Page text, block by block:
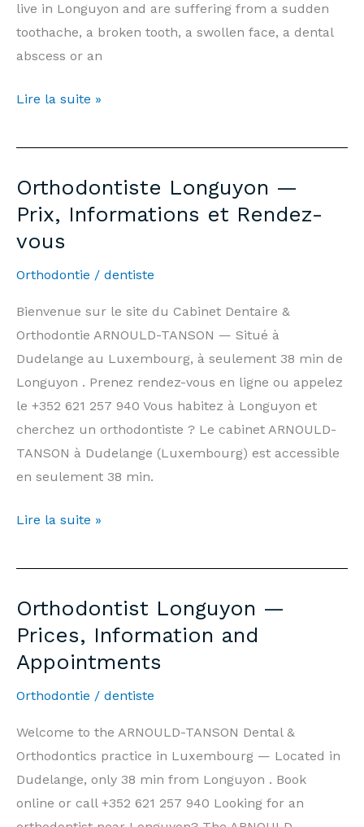
live in Longuyon and are suffering from a sudden
toothache, a broken tooth, a swollen face, a dental
abscess or an
Emergency
Longuyon
7
days/7,
Weekends
Holidays
|
Arnould-
Tanson
Practice
Luxembourg
Lire la suite »
Orthodontiste Longuyon —
Prix, Informations et Rendez-
vous
Orthodontie / dentiste
Bienvenue sur le site du Cabinet Dentaire &
Orthodontie ARNOULD-TANSON — Situé à
Dudelange au Luxembourg, à seulement 38 min de
Longuyon . Prenez rendez-vous en ligne ou appelez
le +352 621 257 940 Vous habitez à Longuyon et
cherchez un orthodontiste ? Le cabinet ARNOULD-
TANSON à Dudelange (Luxembourg) est accessible
en seulement 38 min.
Orthodontiste
—
Informations
et
Rendez-
Lire la suite »
Orthodontist Longuyon —
Prices, Information and
Appointments
Orthodontie / dentiste
Welcome to the ARNOULD-TANSON Dental &
Orthodontics practice in Luxembourg — Located in
Dudelange, only 38 min from Longuyon . Book
online or call +352 621 257 940 Looking for an